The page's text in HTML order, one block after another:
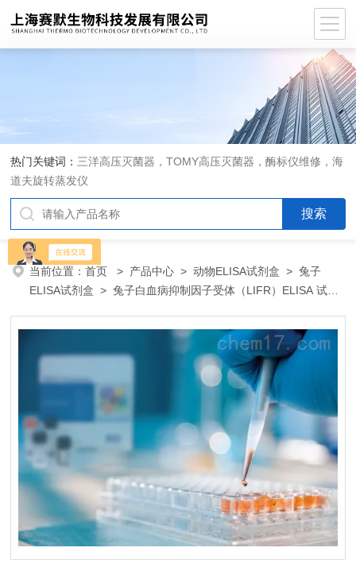
热门关键词： 三洋高压灭菌器，TOMY高压灭菌器，酶标仪维修，海
道夫旋转蒸发仪
当前位置：首页 > 产品中心 >动物ELISA试剂盒 >兔子
ELISA试剂盒 > 兔子白血病抑制因子受体（LIFR）ELISA 试剂